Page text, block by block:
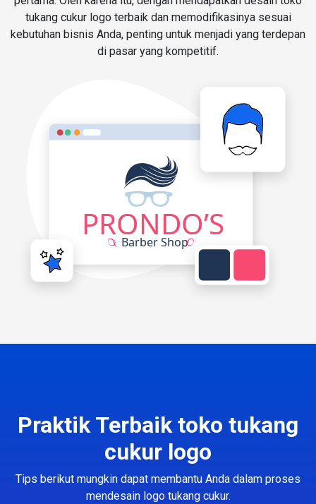
tukang cukur logo terbaik dan memodifikasinya sesuai
kebutuhan bisnis Anda, penting untuk menjadi yang terdepan
di pasar yang kompetitif.
Praktik Terbaik toko tukang
cukur logo
Tips berikut mungkin dapat membantu Anda dalam proses
mendesain logo tukang cukur.